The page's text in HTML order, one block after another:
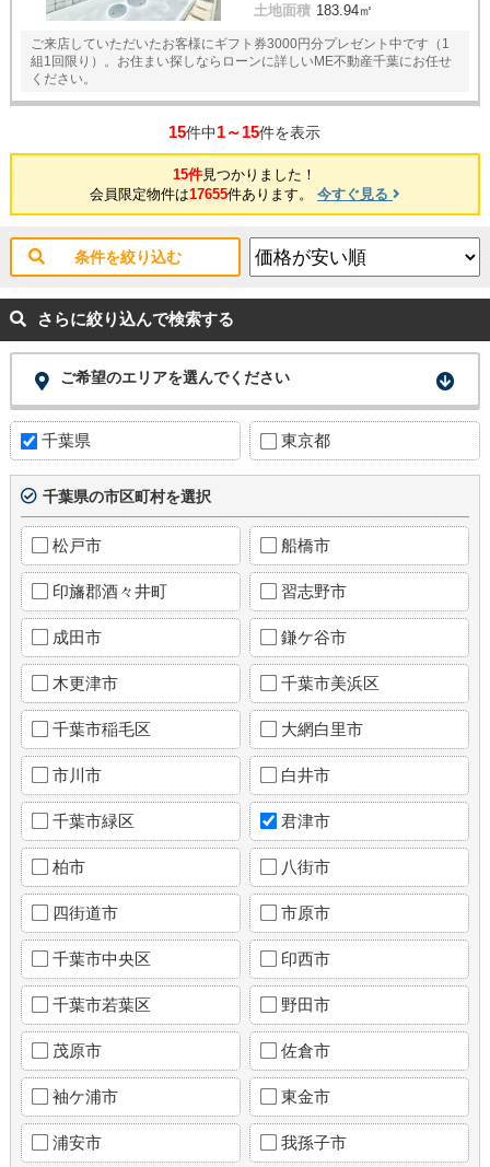
土地面積 183.94㎡
ご来店していただいたお客様にギフト券3000円分プレゼント中です（1
組1回限り）。お住まい探しならローンに詳しいME不動産千葉にお任せ
ください。
15件中1～15件を表示
15件見つかりました！
会員限定物件は17655件あります。 今すぐ見る
条件を絞り込む
さらに絞り込んで検索する
ご希望のエリアを選んでください
千葉県 東京都
千葉県の市区町村を選択
松戸市 船橋市
印旛郡酒々井町 習志野市
成田市 鎌ケ谷市
木更津市 千葉市美浜区
千葉市稲毛区 大網白里市
市川市 白井市
千葉市緑区 君津市
柏市 八街市
四街道市 市原市
千葉市中央区 印西市
千葉市若葉区 野田市
茂原市 佐倉市
袖ケ浦市 東金市
浦安市 我孫子市